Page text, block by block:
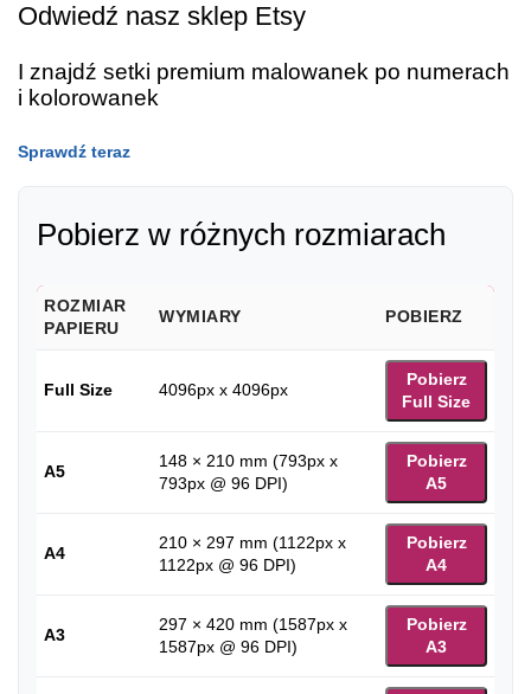
Odwiedź nasz sklep Etsy
I znajdź setki premium malowanek po numerach
i kolorowanek
Sprawdź teraz
Pobierz w różnych rozmiarach
ROZMIAR
PAPIERU
WYMIARY POBIERZ
Full Size 4096px x 4096px
Pobierz
Full Size
A5
148 × 210 mm (793px x
793px @ 96 DPI)
Pobierz
A5
A4
210 × 297 mm (1122px x
1122px @ 96 DPI)
Pobierz
A4
A3
297 × 420 mm (1587px x
1587px @ 96 DPI)
Pobierz
A3